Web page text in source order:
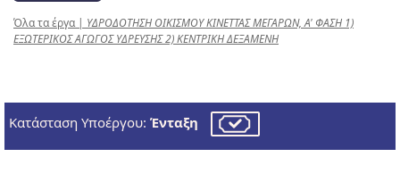
Όλα τα έργα| ΥΔΡΟΔΟΤΗΣΗ ΟΙΚΙΣΜΟΥ ΚΙΝΕΤΤΑΣ ΜΕΓΑΡΩΝ, Α' ΦΑΣΗ 1)
ΕΞΩΤΕΡΙΚΟΣ ΑΓΩΓΟΣ ΥΔΡΕΥΣΗΣ 2) ΚΕΝΤΡΙΚΗ ΔΕΞΑΜΕΝΗ
Κατάσταση Υποέργου: Ένταξη